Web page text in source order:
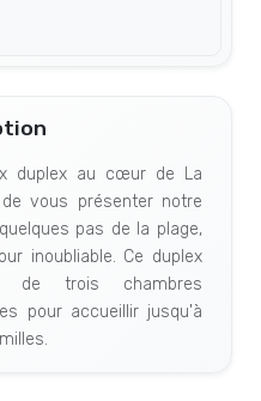
duplex au cœur de La
vous présenter notre
pas de la plage,
inoubliable. Ce duplex
de trois chambres
pour accueillir jusqu'à